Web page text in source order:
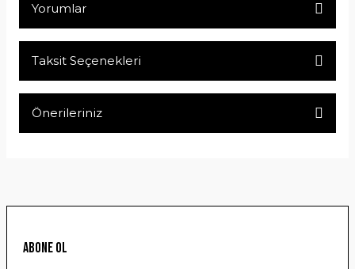
Yorumlar
Taksit Seçenekleri
Önerileriniz
Ürün resmi kalitesiz, bozuk veya görüntülenemiyor.
ABONE OL